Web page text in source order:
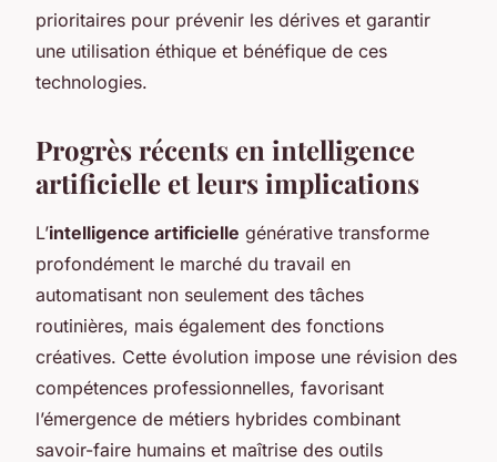
prioritaires pour prévenir les dérives et garantir
une utilisation éthique et bénéfique de ces
technologies.
Progrès récents en intelligence
artificielle et leurs implications
L’intelligence artificielle générative transforme
profondément le marché du travail en
automatisant non seulement des tâches
routinières, mais également des fonctions
créatives. Cette évolution impose une révision des
compétences professionnelles, favorisant
l’émergence de métiers hybrides combinant
savoir-faire humains et maîtrise des outils